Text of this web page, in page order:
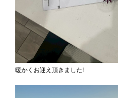
暖かくお迎え頂きました!